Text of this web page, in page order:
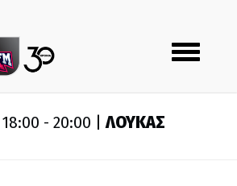
Toggle
navigation
18:00 - 20:00 |ΛΟΥΚΑΣ